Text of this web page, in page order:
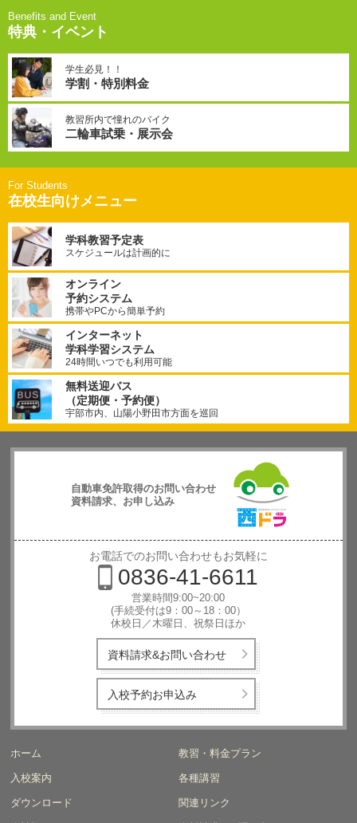
特典・イベント
学生必見！！
学割・特別料金
教習所内で憧れのバイク
二輪車試乗・展示会
在校生向けメニュー
学科教習予定表
スケジュールは計画的に
オンライン
予約システム
携帯やPCから簡単予約
インターネット
学科学習システム
24時間いつでも利用可能
無料送迎バス
（定期便・予約便）
宇部市内、山陽小野田市方面を巡回
自動車免許取得のお問い合わせ
資料請求、お申し込み
西日本自動
車学校
お電話でのお問い合わせもお気軽に
0836-41-6611
営業時間9:00~20:00
(手続受付は9：00～18：00）
休校日／木曜日、祝祭日ほか
資料請求&お問い合わせ
入校予約お申込み
ホーム 教習・料金プラン
入校案内 各種講習
ダウンロード 関連リンク